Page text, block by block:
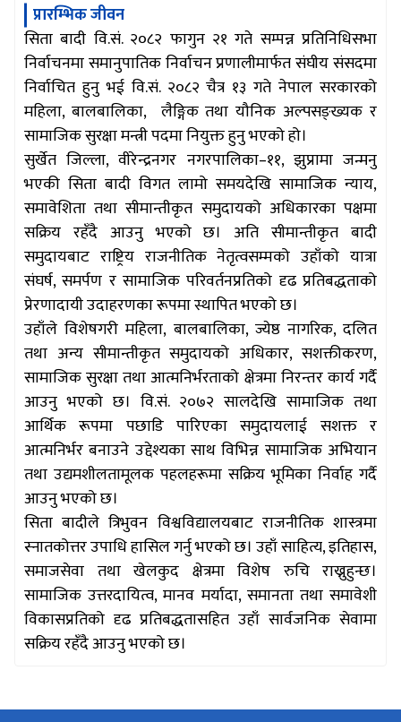
प्रारम्भिक जीवन
सिता बादी वि.सं. २०८२ फागुन २१ गते सम्पन्न प्रतिनिधिसभा
निर्वाचनमा समानुपातिक निर्वाचन प्रणालीमार्फत संघीय संसदमा
निर्वाचित हुनु भई वि.सं. २०८२ चैत्र १३ गते नेपाल सरकारको
महिला, बालबालिका, लैङ्गिकतथा यौनिक अल्पसङ्ख्यकर
सामाजिक सुरक्षा मन्त्री पदमा नियुक्त हुनु भएको हो।
सुर्खेत जिल्ला, वीरेन्द्रनगर नगरपालिका–११, झुप्रामा जन्मनु
भएकी सिता बादी विगत लामो समयदेखि सामाजिक न्याय,
समावेशिता तथा सीमान्तीकृत समुदायको अधिकारका पक्षमा
सक्रिय रहँदै आउनु भएको छ। अति सीमान्तीकृत बादी
समुदायबाट राष्ट्रिय राजनीतिक नेतृत्वसम्मको उहाँको यात्रा
संघर्ष, समर्पण र सामाजिक परिवर्तनप्रतिको दृढ प्रतिबद्धताको
प्रेरणादायी उदाहरणका रूपमा स्थापित भएको छ।
उहाँले विशेषगरी महिला, बालबालिका, ज्येष्ठ नागरिक, दलित
तथा अन्य सीमान्तीकृत समुदायको अधिकार, सशक्तीकरण,
सामाजिक सुरक्षा तथा आत्मनिर्भरताको क्षेत्रमा निरन्तर कार्य गर्दै
आउनु भएको छ। वि.सं. २०७२ सालदेखि सामाजिक तथा
आर्थिक रूपमा पछाडि पारिएका समुदायलाई सशक्त र
आत्मनिर्भर बनाउने उद्देश्यका साथ विभिन्न सामाजिक अभियान
तथा उद्यमशीलतामूलक पहलहरूमा सक्रिय भूमिका निर्वाह गर्दै
आउनु भएको छ।
सिता बादीले त्रिभुवन विश्वविद्यालयबाट राजनीतिक शास्त्रमा
स्नातकोत्तर उपाधि हासिल गर्नु भएको छ। उहाँ साहित्य, इतिहास,
समाजसेवा तथा खेलकुद क्षेत्रमा विशेष रुचि राख्नुहुन्छ।
सामाजिक उत्तरदायित्व, मानव मर्यादा, समानता तथा समावेशी
विकासप्रतिको दृढ प्रतिबद्धतासहित उहाँ सार्वजनिक सेवामा
सक्रिय रहँदै आउनु भएको छ।